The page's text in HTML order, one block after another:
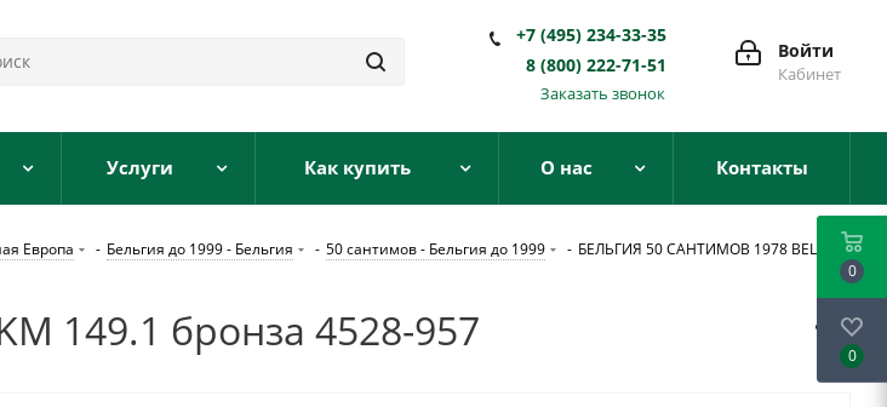
Войти
Кабинет
+7 (495) 234-33-35
8 (800) 222-71-51
Заказать звонок
Услуги Как купить О нас Контакты
Европа - Бельгия до 1999 - Бельгия - 50 сантимов - Бельгия до 1999 - БЕЛЬГИЯ 50 САНТИМОВ 1978 BELGIE
149.1 бронза 4528-957
0
0